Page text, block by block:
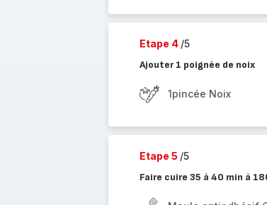
Etape 4 /5
Ajouter 1 poignée de noix
1pincée Noix
Etape 5 /5
Faire cuire 35 à 40 min à